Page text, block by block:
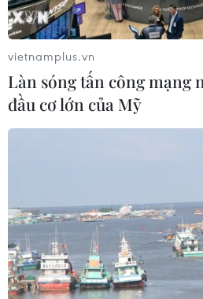
TIN LIÊN QUAN
vietnamplus.vn
Làn sóng tấn công mạng
đầu cơ lớn của Mỹ